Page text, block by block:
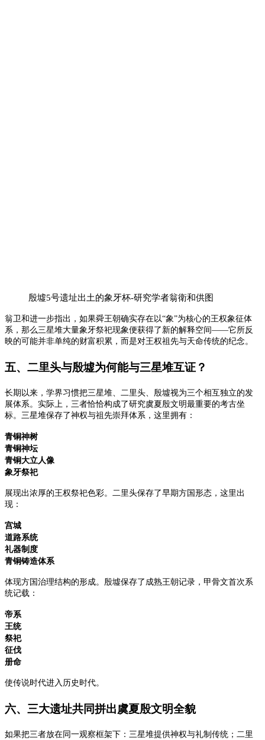
殷墟5号遗址出土的象牙杯-研究学者翁衛和供图
翁卫和进一步指出，如果舜王朝确实存在以“象”为核心的王权象征体
系，那么三星堆大量象牙祭祀现象便获得了新的解释空间——它所反
映的可能并非单纯的财富积累，而是对王权祖先与天命传统的纪念。
五、二里头与殷墟为何能与三星堆互证？
长期以来，学界习惯把三星堆、二里头、殷墟视为三个相互独立的发
展体系。 实际上，三者恰恰构成了研究虞夏殷文明最重要的考古坐
标。 三星堆保存了神权与祖先崇拜体系， 这里拥有：
青铜神树
青铜神坛
青铜大立人像
象牙祭祀
展现出浓厚的王权祭祀色彩。 二里头保存了早期方国形态， 这里出
现：
宫城
道路系统
礼器制度
青铜铸造体系
体现方国治理结构的形成。 殷墟保存了成熟王朝记录， 甲骨文首次系
统记载：
帝系
王统
祭祀
征伐
册命
使传说时代进入历史时代。
六、三大遗址共同拼出虞夏殷文明全貌
如果把三者放在同一观察框架下：三星堆提供神权与礼制传统；二里